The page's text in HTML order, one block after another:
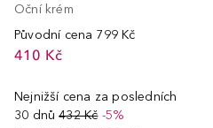
Oční krém
Původní cena 799 Kč
410 Kč
Nejnižší cena za posledních
30 dnů 432 Kč-5%